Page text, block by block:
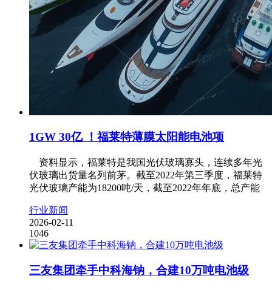
1GW 30亿 ！福莱特薄膜太阳能电池项
资料显示，福莱特是我国光伏玻璃寡头，连续多年光
伏玻璃出货量名列前茅。截至2022年第三季度，福莱特
光伏玻璃产能为18200吨/天，截至2022年年底，总产能
行业新闻
2026-02-11
1046
三友集团牵手中科海钠，合建10万吨电池级